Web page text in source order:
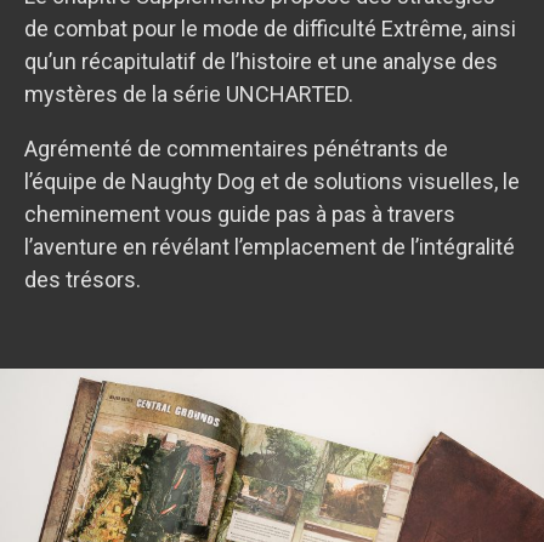
de combat pour le mode de difficulté Extrême, ainsi
qu’un récapitulatif de l’histoire et une analyse des
mystères de la série UNCHARTED.
Agrémenté de commentaires pénétrants de
l’équipe de Naughty Dog et de solutions visuelles, le
cheminement vous guide pas à pas à travers
l’aventure en révélant l’emplacement de l’intégralité
des trésors.